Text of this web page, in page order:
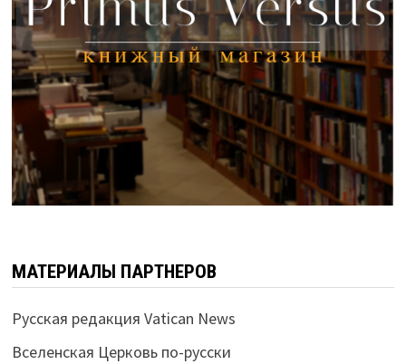
МАТЕРИАЛЫ ПАРТНЕРОВ
Русская редакция Vatican News
Вселенская Церковь по-русски